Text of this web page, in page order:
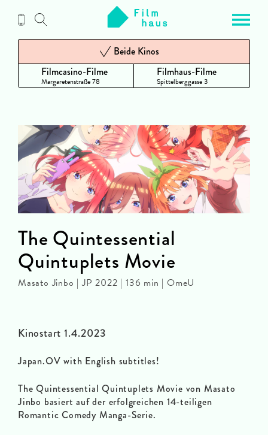
Inhalt
Filmcasino-Filme
Margaretenstraße 78
Beide Kinos
Filmhaus-Filme
Spittelberggasse 3
Kinostart 1.4.2023
Japan.OV with English subtitles!
The Quintessential Quintuplets Movie von Masato
Jinbo basiert auf der erfolgreichen 14-teiligen
Romantic Comedy Manga-Serie.
The Quintessential
Quintuplets Movie
Masato Jinbo | JP 2022 | 136 min | OmeU